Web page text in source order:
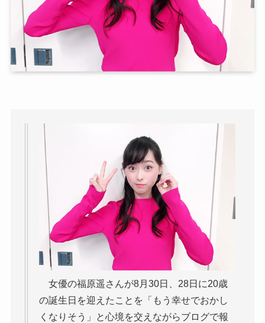
女優の福原遥さんが8月30日、28日に20歳
の誕生日を迎えたことを「もう幸せでおかし
くなりそう」と心境を交えながらブログで報